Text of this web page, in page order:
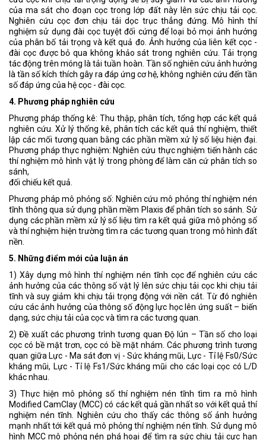
của ma sát cho đoạn cọc trong lớp đất này lên sức chịu tải cọc.
Nghiên cứu cọc đơn chịu tải dọc trục thẳng đứng. Mô hình thí
nghiệm sử dụng đài cọc tuyệt đối cứng để loại bỏ mọi ảnh hưởng
của phân bố tải trọng và kết quả đo. Ảnh hưởng của liên kết cọc -
đài cọc được bỏ qua không khảo sát trong nghiên cứu. Tải trọng
tác động trên móng là tải tuần hoàn. Tần số nghiên cứu ảnh hưởng
là tần số kích thích gây ra đáp ứng cơ hệ, không nghiên cứu đến tần
số đáp ứng của hệ cọc - đài cọc.
4. Phương pháp nghiên cứu
Phương pháp thống kê: Thu thập, phân tích, tổng hợp các kết quả
nghiên cứu. Xử lý thống kê, phân tích các kết quả thí nghiệm, thiết
lập các mối tương quan bằng các phần mềm xử lý số liệu hiện đại.
Phương pháp thực nghiệm: Nghiên cứu thực nghiệm tiến hành các
thí nghiệm mô hình vật lý trong phòng để làm căn cứ phân tích so
sánh,
đối chiếu kết quả.
Phương pháp mô phỏng số: Nghiên cứu mô phỏng thí nghiệm nén
tĩnh thông qua sử dụng phần mềm Plaxis để phân tích so sánh. Sử
dụng các phần mềm xử lý số liệu tìm ra kết quả giữa mô phỏng số
và thí nghiệm hiện trường tìm ra các tương quan trong mô hình đất
nền.
5. Những điểm mới của luận án
1) Xây dựng mô hình thí nghiệm nén tĩnh cọc để nghiên cứu các
ảnh hưởng của các thông số vật lý lên sức chịu tải cọc khi chịu tải
tĩnh và suy giảm khi chịu tải trọng động với nền cát. Từ đó nghiên
cứu các ảnh hưởng của thông số động lực học lên ứng suất – biến
dạng, sức chịu tải của cọc và tìm ra các tương quan.
2) Đề xuất các phương trình tương quan Độ lún – Tần số cho loại
cọc có bề mặt trơn, cọc có bề mặt nhám. Các phương trình tương
quan giữa Lực - Ma sát đơn vị - Sức kháng mũi, Lực - Tỉ lệ Fs0/Sức
kháng mũi, Lực - Tỉ lệ Fs1/Sức kháng mũi cho các loại cọc có L/D
khác nhau.
3) Thực hiện mô phỏng số thí nghiệm nén tĩnh tìm ra mô hình
Modified CamClay (MCC) có các kết quả gần nhất so với kết quả thí
nghiệm nén tĩnh. Nghiên cứu cho thấy các thông số ảnh hưởng
mạnh nhất tới kết quả mô phỏng thí nghiệm nén tĩnh. Sử dụng mô
hình MCC mô phỏng nén phá hoại để tìm ra sức chịu tải cực hạn